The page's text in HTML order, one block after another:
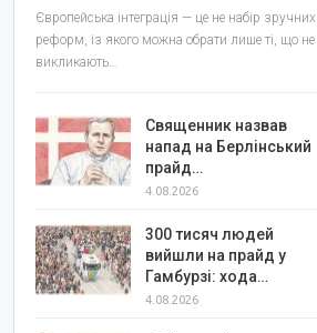
Європейська інтеграція — це не набір зручних
реформ, із якого можна обрати лише ті, що не
викликають…
Священник назвав
напад на Берлінський
прайд…
4.08.2026
300 тисяч людей
вийшли на прайд у
Гамбурзі: хода…
4.08.2026